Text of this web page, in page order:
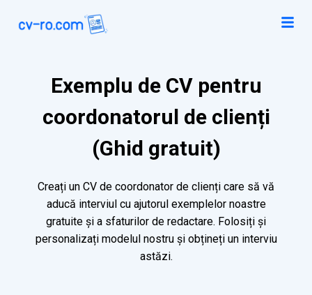
Exemplu de CV pentru
coordonatorul de clienți
(Ghid gratuit)
Creați un CV de coordonator de clienți care să vă
aducă interviul cu ajutorul exemplelor noastre
gratuite și a sfaturilor de redactare. Folosiți și
personalizați modelul nostru și obțineți un interviu
astăzi.